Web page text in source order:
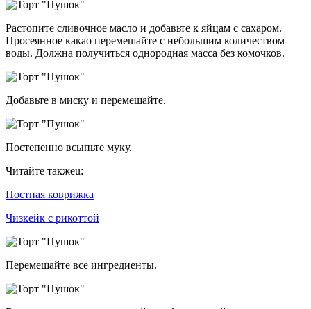
Растопите сливочное масло и добавьте к яйцам с сахаром.
Просеянное какао перемешайте с небольшим количеством
воды. Должна получиться однородная масса без комочков.
Добавьте в миску и перемешайте.
Постепенно всыпьте муку.
Читайте такжеu:
Постная коврижка
Чизкейк с рикоттой
Перемешайте все ингредиенты.